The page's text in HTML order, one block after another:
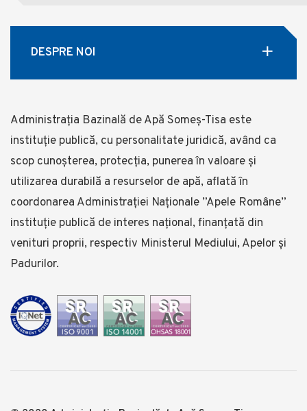
DESPRE NOI
Administrația Bazinală de Apă Someş-Tisa este
instituţie publică, cu personalitate juridică, având ca
scop cunoşterea, protecţia, punerea în valoare şi
utilizarea durabilă a resurselor de apă, aflată în
coordonarea Administraţiei Naționale ”Apele Române”
instituție publică de interes național, finanţată din
venituri proprii, respectiv Ministerul Mediului, Apelor și
Padurilor.